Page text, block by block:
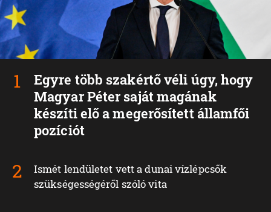
Egyre több szakértő véli úgy, hogy
Magyar Péter saját magának
készíti elő a megerősített államfői
pozíciót
Ismét lendületet vett a dunai vízlépcsők
szükségességéről szóló vita